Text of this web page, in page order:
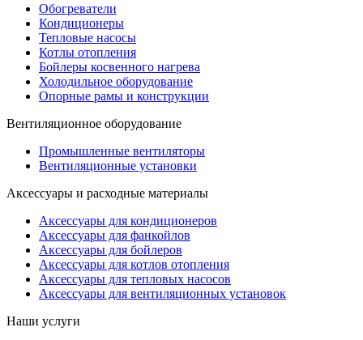
Обогреватели
Кондиционеры
Тепловые насосы
Котлы отопления
Бойлеры косвенного нагрева
Холодильное оборудование
Опорные рамы и конструкции
Вентиляционное оборудование
Промышленные вентиляторы
Вентиляционные установки
Аксессуары и расходные материалы
Аксессуары для кондиционеров
Аксессуары для фанкойлов
Аксессуары для бойлеров
Аксессуары для котлов отопления
Аксессуары для тепловых насосов
Аксессуары для вентиляционных установок
Наши услуги